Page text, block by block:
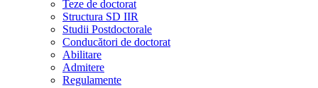
Teze de doctorat
Structura SD IIR
Studii Postdoctorale
Conducători de doctorat
Abilitare
Admitere
Regulamente